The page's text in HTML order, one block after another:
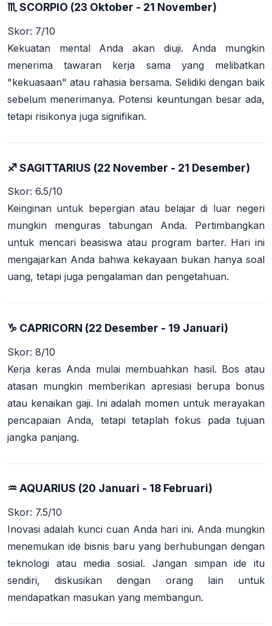
♏ SCORPIO (23 Oktober - 21 November)
Skor: 7/10
Kekuatan mental Anda akan diuji. Anda mungkin
menerima tawaran kerja sama yang melibatkan
"kekuasaan" atau rahasia bersama. Selidiki dengan baik
sebelum menerimanya. Potensi keuntungan besar ada,
tetapi risikonya juga signifikan.
♐ SAGITTARIUS (22 November - 21 Desember)
Skor: 6.5/10
Keinginan untuk bepergian atau belajar di luar negeri
mungkin menguras tabungan Anda. Pertimbangkan
untuk mencari beasiswa atau program barter. Hari ini
mengajarkan Anda bahwa kekayaan bukan hanya soal
uang, tetapi juga pengalaman dan pengetahuan.
♑ CAPRICORN (22 Desember - 19 Januari)
Skor: 8/10
Kerja keras Anda mulai membuahkan hasil. Bos atau
atasan mungkin memberikan apresiasi berupa bonus
atau kenaikan gaji. Ini adalah momen untuk merayakan
pencapaian Anda, tetapi tetaplah fokus pada tujuan
jangka panjang.
♒ AQUARIUS (20 Januari - 18 Februari)
Skor: 7.5/10
Inovasi adalah kunci cuan Anda hari ini. Anda mungkin
menemukan ide bisnis baru yang berhubungan dengan
teknologi atau media sosial. Jangan simpan ide itu
sendiri, diskusikan dengan orang lain untuk
mendapatkan masukan yang membangun.